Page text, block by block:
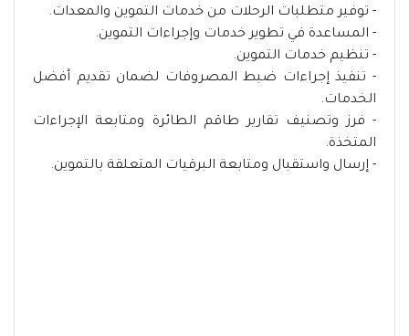
- توفير متطلبات الرحلات من خدمات التموين والمعدات.
- المساعدة في تطوير خدمات وإجراءات التموين.
- تنظيم خدمات التموين.
- تنفيذ إجراءات ضبط المصروفات لضمان تقديم أفضل
الخدمات.
- فرز وتصنيف تقارير طاقم الطائرة ومتابعة الإجراءات
المتخذة.
- إرسال واستقبال ومتابعة البرقيات المتعلقة بالتموين.